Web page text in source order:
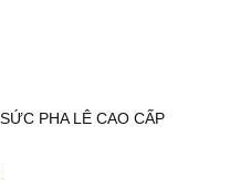
PHA LÊ CAO CẤP